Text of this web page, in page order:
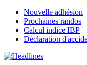
Nouvelle adhésion
Prochaines randos
Calcul indice IBP
Déclaration